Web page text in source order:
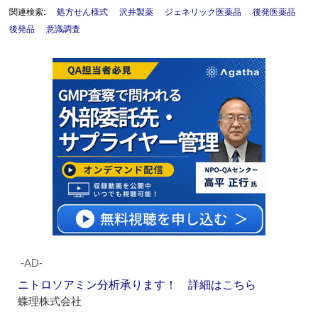
関連検索: 処方せん様式 沢井製薬 ジェネリック医薬品
後発医薬品
後発品
意識調査
‐AD‐
ニトロソアミン分析承ります！ 詳細はこちら
蝶理株式会社